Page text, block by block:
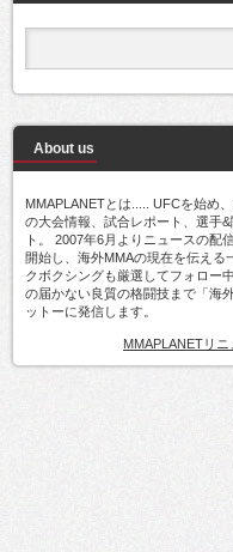
About us
MMAPLANETとは..... UFCを始め
の大会情報、試合レポート、選手
ト。 2007年6月よりニュースの配
開始し、海外MMAの現在を伝える
クボクシングも厳選してフォロー
の届かない良質の格闘技まで「海
ットーに発信します。
MMAPLANETリニ